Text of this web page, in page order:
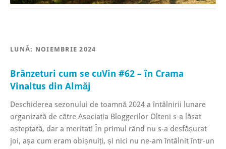
LUNĂ: NOIEMBRIE 2024
Brânzeturi cum se cuVin #62 – în Crama
Vinaltus din Almăj
Deschiderea sezonului de toamnă 2024 a întâlnirii lunare
organizată de către Asociația Bloggerilor Olteni s-a lăsat
așteptată, dar a meritat! În primul rând nu s-a desfășurat
joi, așa cum eram obișnuiți, și nici nu ne-am întâlnit într-un